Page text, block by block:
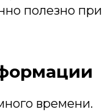
полезно при
времени.